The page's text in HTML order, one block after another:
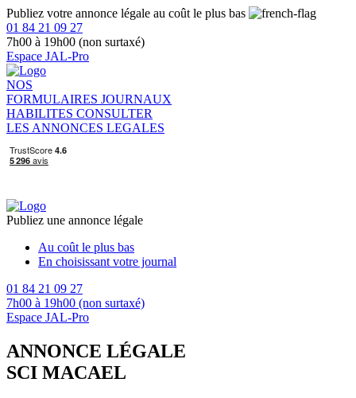
Publiez votre annonce légale au coût le plus bas
01 84 21 09 27
7h00 à 19h00 (non surtaxé)
Espace JAL-Pro
NOS
FORMULAIRES JOURNAUX
HABILITES CONSULTER
LES ANNONCES LEGALES
Publiez une annonce légale
Au coût le plus bas
En choisissant votre journal
01 84 21 09 27
7h00 à 19h00 (non surtaxé)
Espace JAL-Pro
ANNONCE LÉGALE
SCI MACAEL